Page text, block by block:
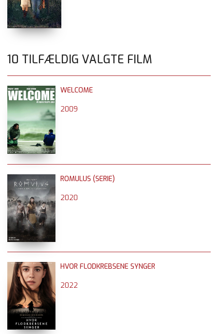
10 TILFÆLDIG VALGTE FILM
WELCOME
2009
ROMULUS (SERIE)
2020
HVOR FLODKREBSENE SYNGER
2022